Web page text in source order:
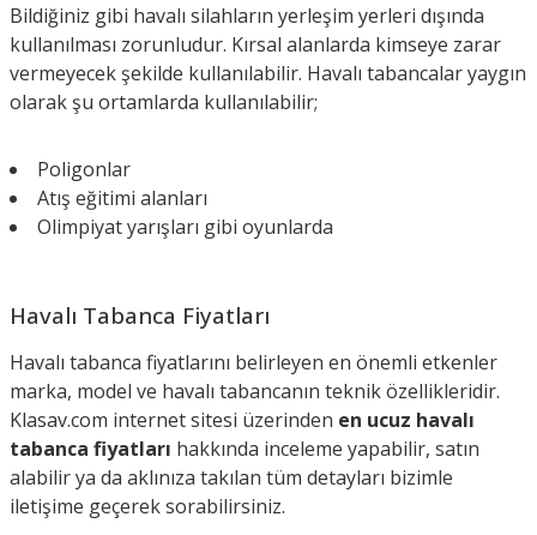
Bildiğiniz gibi havalı silahların yerleşim yerleri dışında
kullanılması zorunludur. Kırsal alanlarda kimseye zarar
vermeyecek şekilde kullanılabilir. Havalı tabancalar yaygın
olarak şu ortamlarda kullanılabilir;
Poligonlar
Atış eğitimi alanları
Olimpiyat yarışları gibi oyunlarda
Havalı Tabanca Fiyatları
Havalı tabanca fiyatlarını belirleyen en önemli etkenler
marka, model ve havalı tabancanın teknik özellikleridir.
Klasav.com internet sitesi üzerinden en ucuz havalı
tabanca fiyatları hakkında inceleme yapabilir, satın
alabilir ya da aklınıza takılan tüm detayları bizimle
iletişime geçerek sorabilirsiniz.